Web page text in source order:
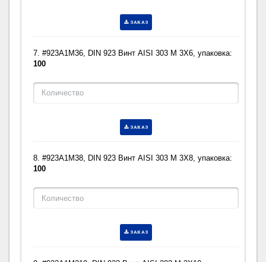
ЗАКАЗ
7. #923A1M36, DIN 923 Винт AISI 303 M 3X6, упаковка:
100
ЗАКАЗ
8. #923A1M38, DIN 923 Винт AISI 303 M 3X8, упаковка:
100
ЗАКАЗ